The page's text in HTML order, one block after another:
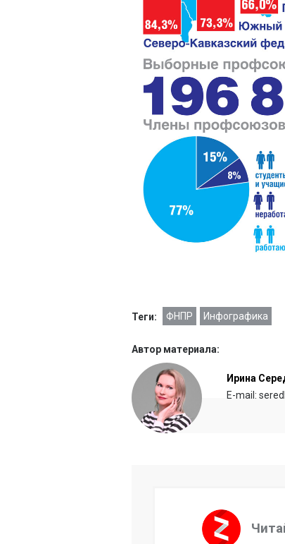
Теги: ФНПР Инфографика
Автор материала:
Ирина
E-mail: